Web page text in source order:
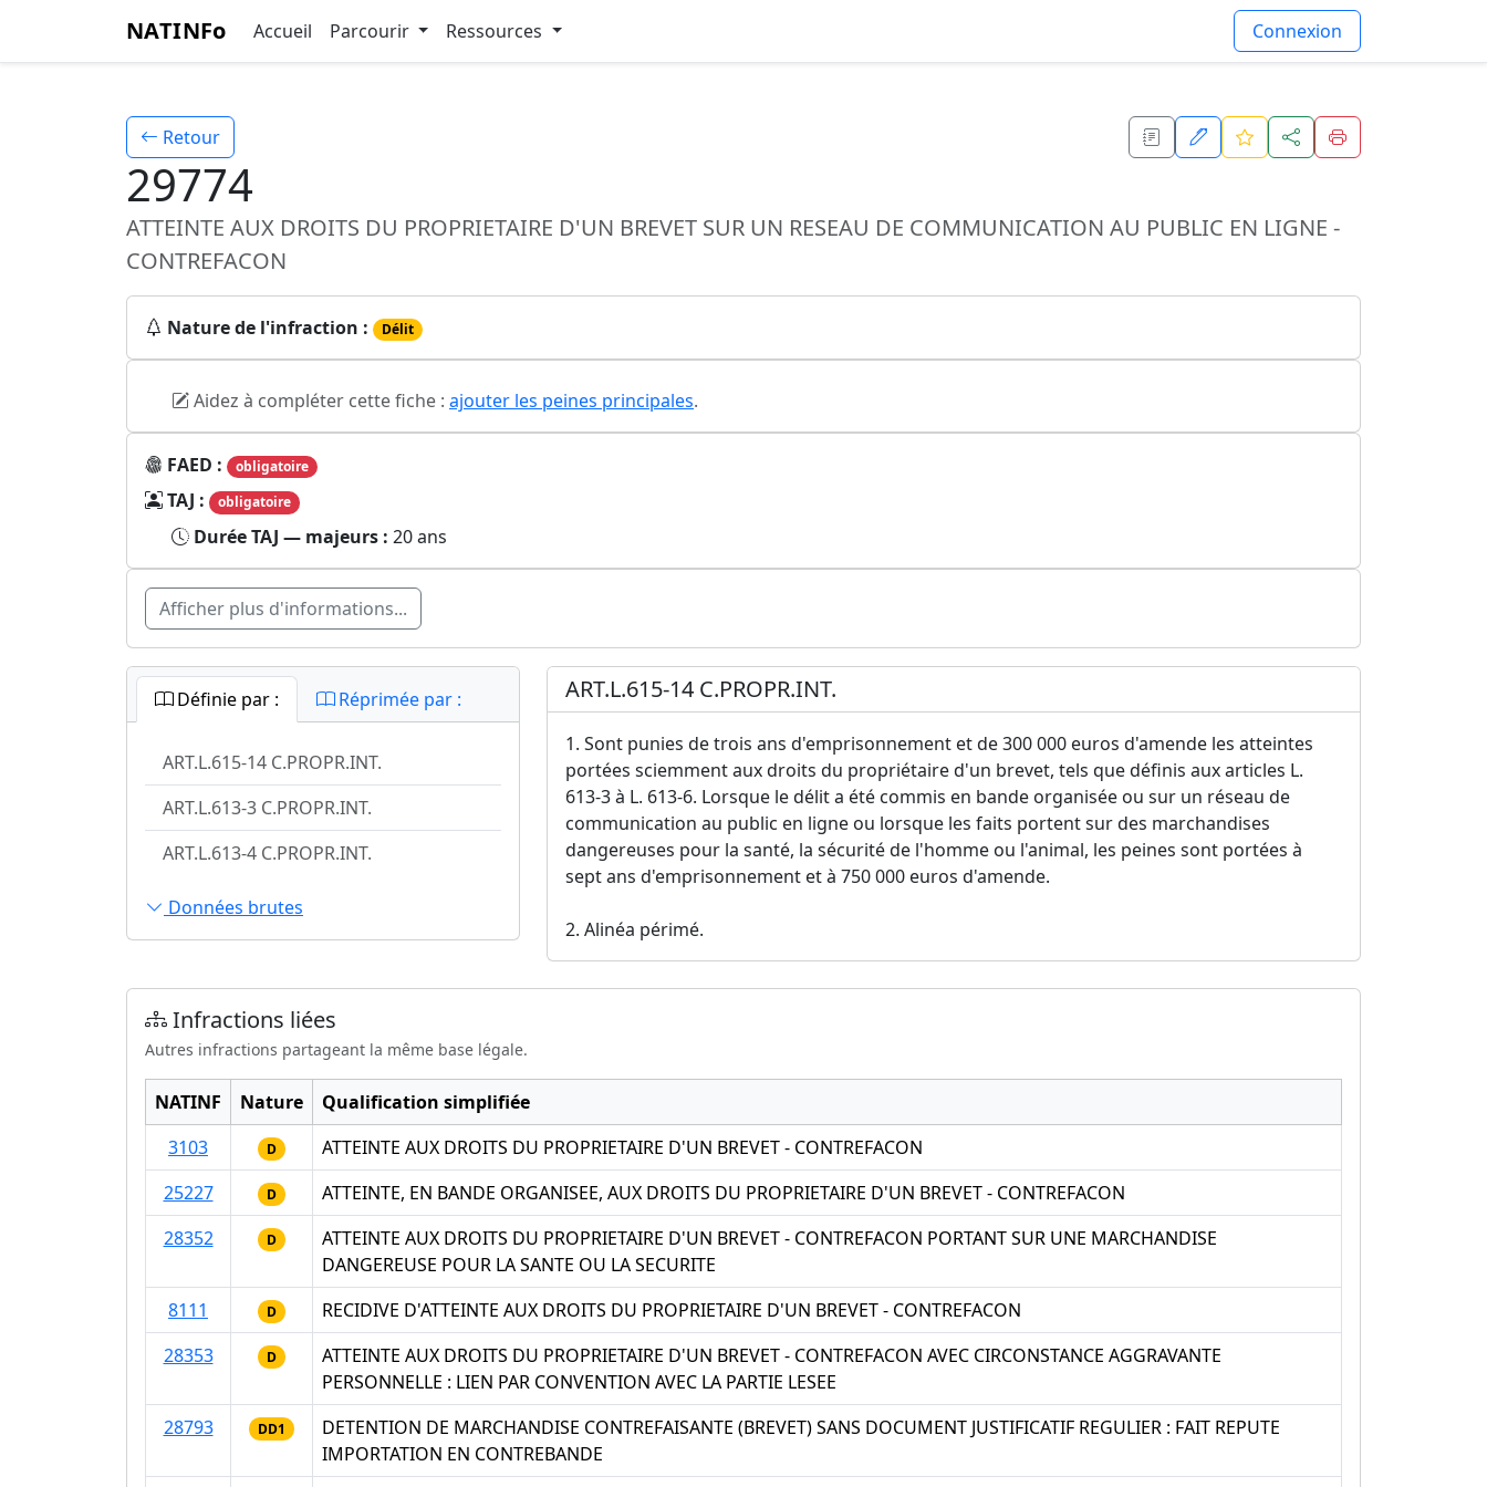
NATINFo Accueil Parcourir Ressources Connexion
Retour
29774
ATTEINTE AUX DROITS DU PROPRIETAIRE D'UN BREVET SUR UN RESEAU DE COMMUNICATION AU PUBLIC EN LIGNE -
CONTREFACON
Nature de l'infraction : Délit
Aidez à compléter cette fiche : ajouter les peines principales.
FAED : obligatoire
TAJ : obligatoire
Durée TAJ — majeurs : 20 ans
Afficher plus d'informations...
Définie par : Réprimée par :
ART.L.615-14 C.PROPR.INT.
ART.L.613-3 C.PROPR.INT.
ART.L.613-4 C.PROPR.INT.
Données brutes
ART.L.615-14 C.PROPR.INT.
1. Sont punies de trois ans d'emprisonnement et de 300 000 euros d'amende les atteintes
portées sciemment aux droits du propriétaire d'un brevet, tels que définis aux articles L.
613-3 à L. 613-6. Lorsque le délit a été commis en bande organisée ou sur un réseau de
communication au public en ligne ou lorsque les faits portent sur des marchandises
dangereuses pour la santé, la sécurité de l'homme ou l'animal, les peines sont portées à
sept ans d'emprisonnement et à 750 000 euros d'amende.
2. Alinéa périmé.
Infractions liées
Autres infractions partageant la même base légale.
NATINF Nature
Qualification simplifiée
3103
D
ATTEINTE AUX DROITS DU PROPRIETAIRE D'UN BREVET - CONTREFACON
25227
D
ATTEINTE, EN BANDE ORGANISEE, AUX DROITS DU PROPRIETAIRE D'UN BREVET - CONTREFACON
28352
D
ATTEINTE AUX DROITS DU PROPRIETAIRE D'UN BREVET - CONTREFACON PORTANT SUR UNE MARCHANDISE
DANGEREUSE POUR LA SANTE OU LA SECURITE
8111
D
RECIDIVE D'ATTEINTE AUX DROITS DU PROPRIETAIRE D'UN BREVET - CONTREFACON
28353
D
ATTEINTE AUX DROITS DU PROPRIETAIRE D'UN BREVET - CONTREFACON AVEC CIRCONSTANCE AGGRAVANTE
PERSONNELLE : LIEN PAR CONVENTION AVEC LA PARTIE LESEE
28793
DD1
DETENTION DE MARCHANDISE CONTREFAISANTE (BREVET) SANS DOCUMENT JUSTIFICATIF REGULIER : FAIT REPUTE
IMPORTATION EN CONTREBANDE